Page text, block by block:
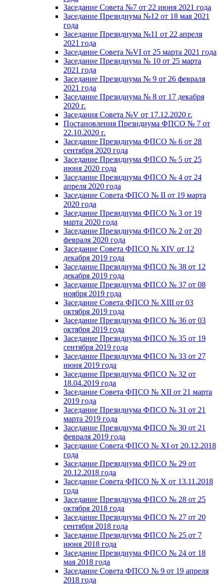
Заседание Совета №7 от 22 июня 2021 года
Заседание Президиума №12 от 18 мая 2021
года
Заседание Президиума №11 от 22 апреля
2021 года
Заседание Совета №VI от 25 марта 2021 года
Заседание Президиума № 10 от 25 марта
2021 года
Заседание Президиума № 9 от 26 февраля
2021 года
Заседание Президиума № 8 от 17 декабря
2020 г.
Заседания Совета №V от 17.12.2020 г.
Постановления Президиума ФПСО № 7 от
22.10.2020 г.
Заседание Президиума ФПСО № 6 от 28
сентября 2020 года
Заседание Президиума ФПСО № 5 от 25
июня 2020 года
Заседание Президиума ФПСО № 4 от 24
апреля 2020 года
Заседание Совета ФПСО № II от 19 марта
2020 года
Заседание Президиума ФПСО № 3 от 19
марта 2020 года
Заседание Президиума ФПСО № 2 от 20
февраля 2020 года
Заседание Совета ФПСО № XIV от 12
декабря 2019 года
Заседание Президиума ФПСО № 38 от 12
декабря 2019 года
Заседание Президиума ФПСО № 37 от 08
ноября 2019 года
Заседание Совета ФПСО № XIII от 03
октября 2019 года
Заседание Президиума ФПСО № 36 от 03
октября 2019 года
Заседание Президиума ФПСО № 35 от 19
сентября 2019 года
Заседание Президиума ФПСО № 33 от 27
июня 2019 года
Заседание Президиума ФПСО № 32 от
18.04.2019 года
Заседание Совета ФПСО № XII от 21 марта
2019 года
Заседание Президиума ФПСО № 31 от 21
марта 2019 года
Заседание Президиума ФПСО № 30 от 21
февраля 2019 года
Заседание Совета ФПСО № XI от 20.12.2018
года
Заседание Президиума ФПСО № 29 от
20.12.2018 года
Заседание Совета ФПСО № X от 13.11.2018
года
Заседание Президиума ФПСО № 28 от 25
октября 2018 года
Заседание Президиума ФПСО № 27 от 20
сентября 2018 года
Заседание Президиума ФПСО № 25 от 7
июня 2018 года
Заседание Президиума ФПСО № 24 от 18
мая 2018 года
Заседание Совета ФПСО № 9 от 19 апреля
2018 года